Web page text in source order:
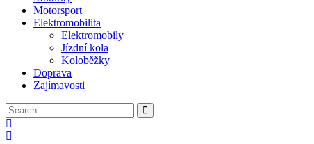
Motorsport
Elektromobilita
Elektromobily
Jízdní kola
Koloběžky
Doprava
Zajímavosti